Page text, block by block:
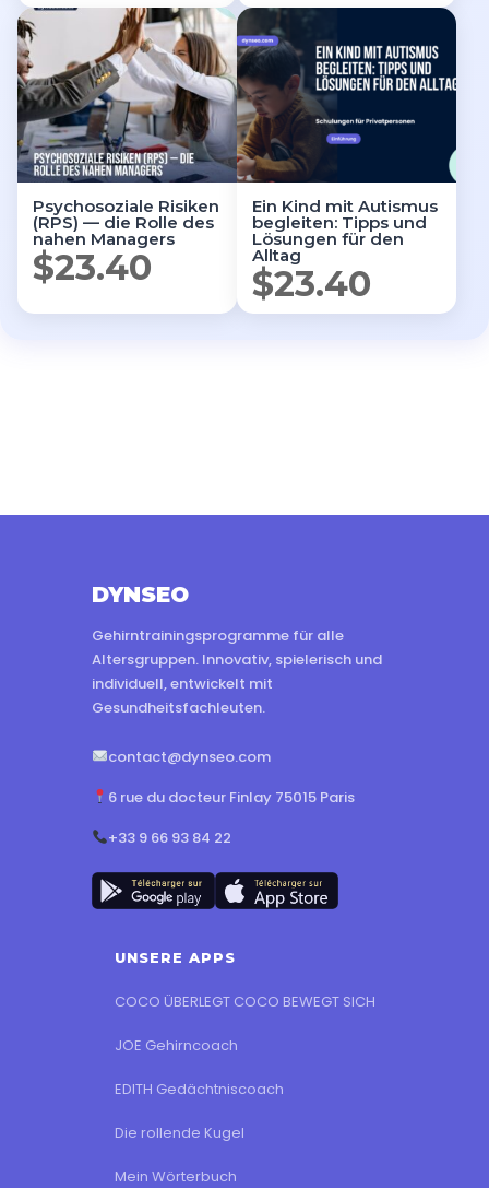
Psychosoziale Risiken
(RPS) — die Rolle des
nahen Managers
$23.40
Ein Kind mit Autismus
begleiten: Tipps und
Lösungen für den
Alltag
$23.40
DYNSEO
Gehirntrainingsprogramme für alle
Altersgruppen. Innovativ, spielerisch und
individuell, entwickelt mit
Gesundheitsfachleuten.
contact@dynseo.com
6 rue du docteur Finlay 75015 Paris
+33 9 66 93 84 22
UNSERE APPS
COCO ÜBERLEGT COCO BEWEGT SICH
JOE Gehirncoach
EDITH Gedächtniscoach
Die rollende Kugel
Mein Wörterbuch